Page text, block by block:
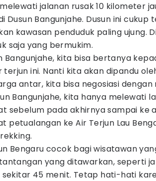
jalanan rusak 10 kilometer
Dusun Bangunjahe. Dusun ini cukup
kawasan penduduk paling ujung.
saja yang bermukim.
Bangunjahe, kita bisa bertanya
terjun ini. Nanti kita akan dipandu
antar, kita bisa negosiasi dengan
Bangunjahe, kita hanya melewati
sebelum pada akhirnya sampai ke
petualangan ke Air Terjun Lau
Bengaru cocok bagi wisatawan
yang ditawarkan, seperti
45 menit. Tetap hati-hati